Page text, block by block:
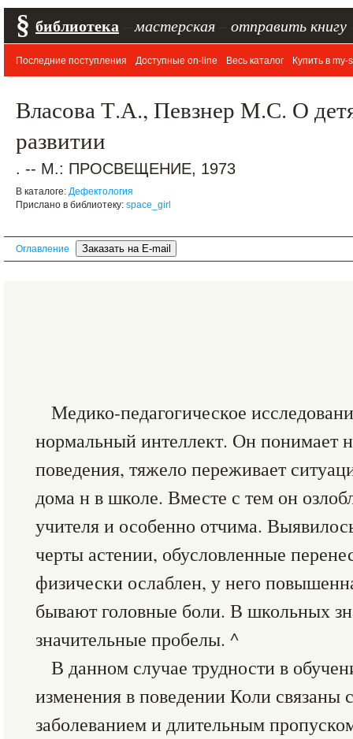
§ библиотека мастерская отправить книгу
Последние поступления Доступные on-line Весь каталог Купить в my-
Власова Т.А., Певзнер М.С. О
развитии
. -- М.: ПРОСВЕЩЕНИЕ, 1973
В каталоге: Дефектология
Прислано в библиотеку: space_girl
Оглавление
Медико-педагогическое
нормальный интеллект. Он понимает
поведения, тяжело переживает
дома н в школе. Вместе с тем он
учителя и особенно отчима.
черты астении, обусловленные
физически ослаблен, у него
бывают головные боли. В школьных
значительные пробелы. ^
В данном случае трудности в
изменения в поведении Коли связаны
заболеванием и длительным